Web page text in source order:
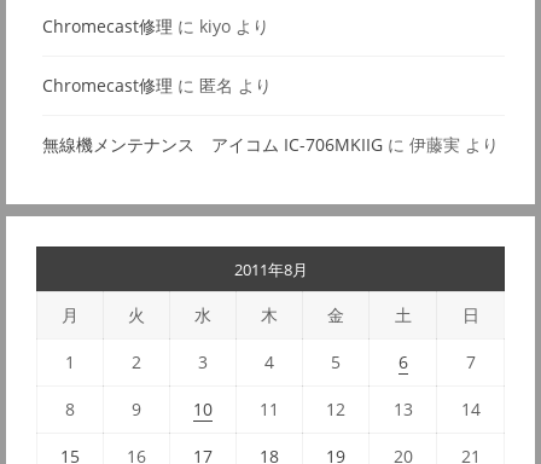
Chromecast修理 に kiyo より
Chromecast修理 に 匿名 より
無線機メンテナンス アイコム IC-706MKIIG に 伊藤実 より
2011年8月
月 火 水 木 金 土 日
1 2 3 4 5 6 7
8 9 10 11 12 13 14
15 16 17 18 19 20 21